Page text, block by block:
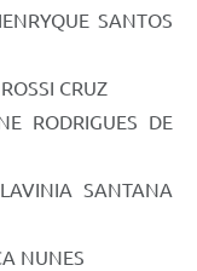
SANTOS
CRUZ
DE
SANTANA
NUNES